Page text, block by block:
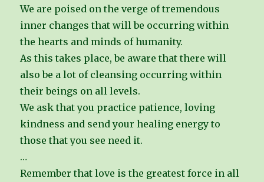
We are poised on the verge of tremendous
inner changes that will be occurring within
the hearts and minds of humanity.
As this takes place, be aware that there will
also be a lot of cleansing occurring within
their beings on all levels.
We ask that you practice patience, loving
kindness and send your healing energy to
those that you see need it.
…
Remember that love is the greatest force in all